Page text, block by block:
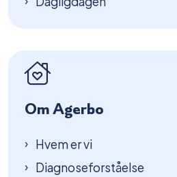
Om Agerbo
Hvem er vi
Diagnoseforståelse